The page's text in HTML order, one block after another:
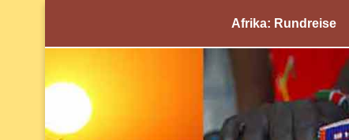
Afrika: Rundreise